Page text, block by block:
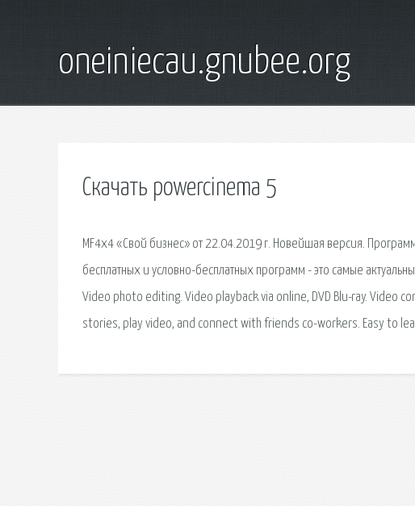
oneiniecau.gnubee.org
Скачать powercinema 5
MF4x4 «Свой бизнес» от 22.04.2019 г. Новейшая версия.
бесплатных и условно-бесплатных программ - это самые
Video photo editing. Video playback via online, DVD Blu-ray. Video
stories, play video, and connect with friends co-workers. Easy to